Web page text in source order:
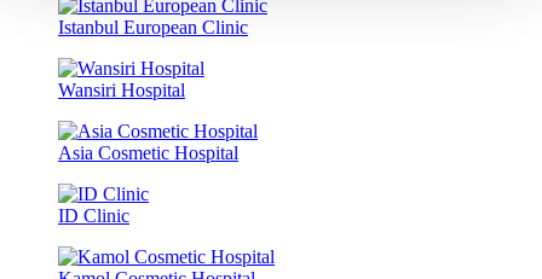
Istanbul European Clinic
Wansiri Hospital
Asia Cosmetic Hospital
ID Clinic